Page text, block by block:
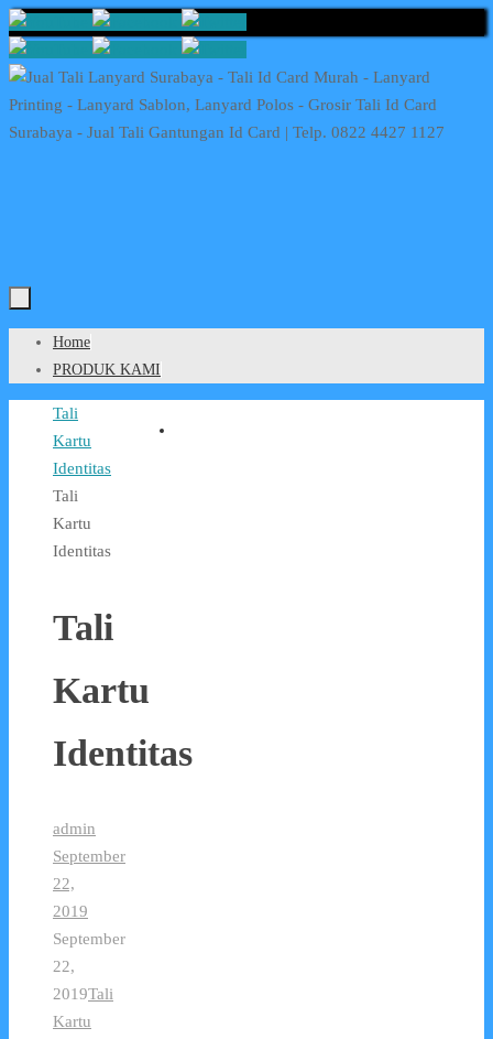
Skip
to
content
Skip
Home
PRODUK KAMI
Home
Tali
Kartu
Identitas
Tali
Kartu
Identitas
Tali
Kartu
Identitas
admin
September
22,
2019
September
22,
2019Tali
Kartu